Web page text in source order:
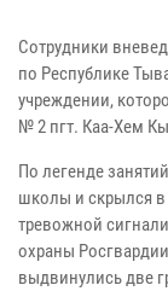
Сотрудники
по Республике
учреждении,
№ 2 пгт. Каа-Хем
По легенде
школы и скрылся
тревожной
охраны
выдвинулись две